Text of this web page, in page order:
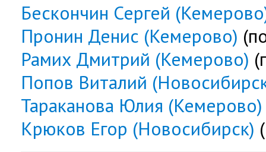
Бескончин Сергей
Пронин Денис (Кемерово)
Рамих Дмитрий (Кемерово)
Попов Виталий
Тараканова Юлия (Кемерово)
Крюков Егор (Новосибирск)